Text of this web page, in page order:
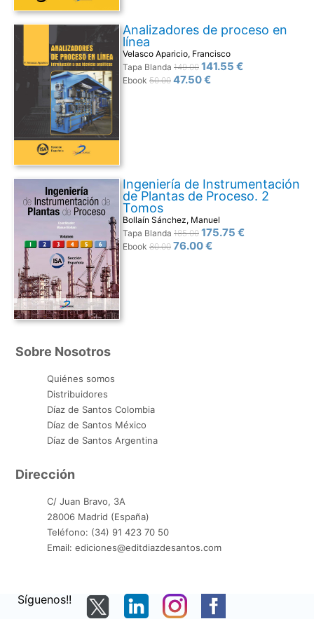
Analizadores de proceso en
línea
Velasco Aparicio, Francisco
Tapa Blanda 149.00 141.55 €
Ebook 50.00 47.50 €
Ingeniería de Instrumentación
de Plantas de Proceso. 2
Tomos
Bollaín Sánchez, Manuel
Tapa Blanda 185.00 175.75 €
Ebook 80.00 76.00 €
Sobre Nosotros
Quiénes somos
Distribuidores
Díaz de Santos Colombia
Díaz de Santos México
Díaz de Santos Argentina
Dirección
C/ Juan Bravo, 3A
28006 Madrid (España)
Teléfono: (34) 91 423 70 50
Email: ediciones@editdiazdesantos.com
Síguenos!!